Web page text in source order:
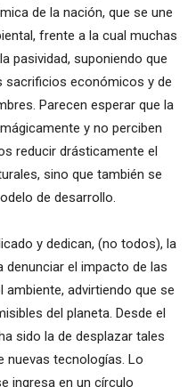
de la nación, que se une
frente a la cual muchas
pasividad, suponiendo que
sacrificios económicos y de
Parecen esperar que la
y no perciben
reducir drásticamente el
sino que también se
de desarrollo.
y dedican, (no todos), la
el impacto de las
advirtiendo que se
del planeta. Desde el
sido la de desplazar tales
nuevas tecnologías. Lo
ingresa en un círculo